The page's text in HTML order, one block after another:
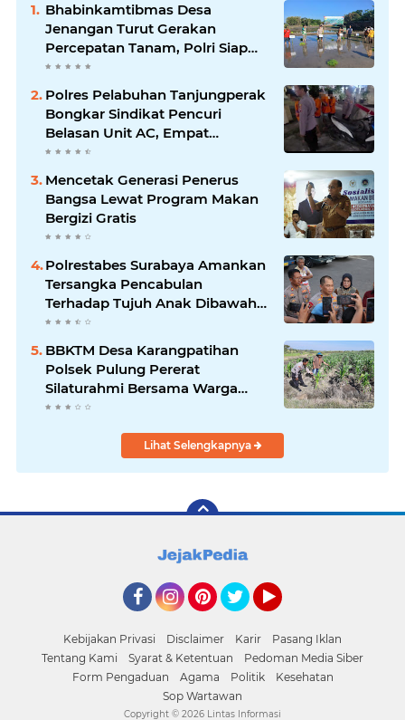
Bhabinkamtibmas Desa
Jenangan Turut Gerakan
Percepatan Tanam, Polri Siap
Kawal Swasembada Pangan
Kabupaten Ponorogo
Polres Pelabuhan Tanjungperak
Bongkar Sindikat Pencuri
Belasan Unit AC, Empat
Tersangka Diamankan
Mencetak Generasi Penerus
Bangsa Lewat Program Makan
Bergizi Gratis
Polrestabes Surabaya Amankan
Tersangka Pencabulan
Terhadap Tujuh Anak Dibawah
Umur
BBKTM Desa Karangpatihan
Polsek Pulung Pererat
Silaturahmi Bersama Warga
Wujudkan Kamtibmas yang
Lihat Selengkapnya
Kebijakan Privasi Disclaimer Karir
Pasang Iklan
Tentang Kami
Syarat & Ketentuan
Pedoman Media Siber
Form Pengaduan
Agama Politik
Kesehatan
Sop Wartawan
Copyright © 2026 Lintas Informasi